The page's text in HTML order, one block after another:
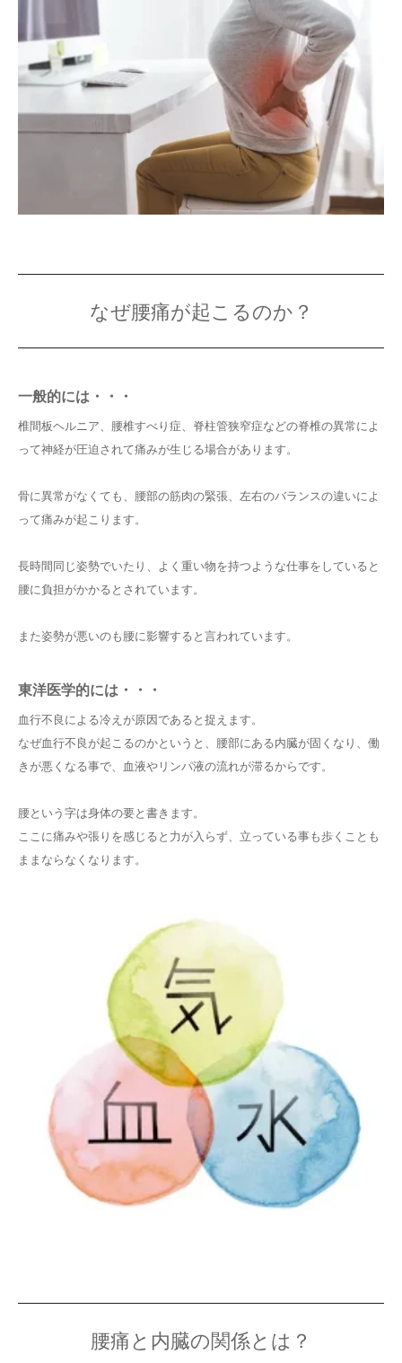
なぜ腰痛が起こるのか？
一般的には・・・
椎間板ヘルニア、腰椎すべり症、脊柱管狭窄症などの脊椎の異常によ
って神経が圧迫されて痛みが生じる場合があります。
骨に異常がなくても、腰部の筋肉の緊張、左右のバランスの違いによ
って痛みが起こります。
長時間同じ姿勢でいたり、よく重い物を持つような仕事をしていると
腰に負担がかかるとされています。
また姿勢が悪いのも腰に影響すると言われています。
東洋医学的には・・・
血行不良による冷えが原因であると捉えます。
なぜ血行不良が起こるのかというと、腰部にある内臓が固くなり、働
きが悪くなる事で、血液やリンパ液の流れが滞るからです。
腰という字は身体の要と書きます。
ここに痛みや張りを感じると力が入らず、立っている事も歩くことも
ままならなくなります。
腰痛と内臓の関係とは？